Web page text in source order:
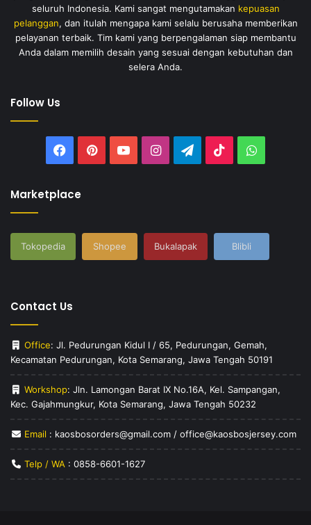
seluruh Indonesia. Kami sangat mengutamakan kepuasan
pelanggan, dan itulah mengapa kami selalu berusaha memberikan
pelayanan terbaik. Tim kami yang berpengalaman siap membantu
Anda dalam memilih desain yang sesuai dengan kebutuhan dan
selera Anda.
Follow Us
Facebook
PinterestYouTubeInstagramTelegram
TikTok
Marketplace
Tokopedia Shopee Bukalapak Blibli
Contact Us
Office: Jl. Pedurungan Kidul I / 65, Pedurungan, Gemah,
Kecamatan Pedurungan, Kota Semarang, Jawa Tengah 50191
Workshop: Jln. Lamongan Barat IX No.16A, Kel. Sampangan,
Kec. Gajahmungkur, Kota Semarang, Jawa Tengah 50232
Email : kaosbosorders@gmail.com / office@kaosbosjersey.com
Telp / WA : 0858-6601-1627